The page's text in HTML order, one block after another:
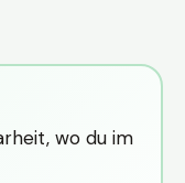
wo du im